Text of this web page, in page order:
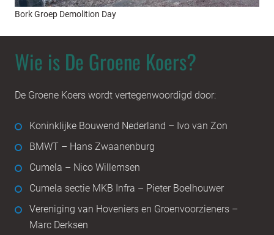
Bork Groep Demolition Day
Wie is De Groene Koers?
De Groene Koers wordt vertegenwoordigd door:
Koninklijke Bouwend Nederland – Ivo van Zon
BMWT – Hans Zwaanenburg
Cumela – Nico Willemsen
Cumela sectie MKB Infra – Pieter Boelhouwer
Vereniging van Hoveniers en Groenvoorzieners –
Marc Derksen